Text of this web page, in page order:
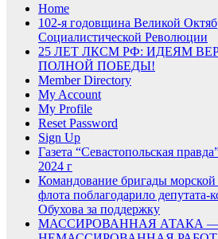
Home
102-я годовщина Великой
Социалистической Революции
25 ЛЕТ ЛКСМ РФ: ИДЕЯМ
ПОЛНОЙ ПОБЕДЫ!
Member Directory
My Account
My Profile
Reset Password
Sign Up
Газета “Севастопольская
2024 г
Командование бригады
флота поблагодарило
Обухова за поддержку
МАССИРОВАННАЯ АТАКА